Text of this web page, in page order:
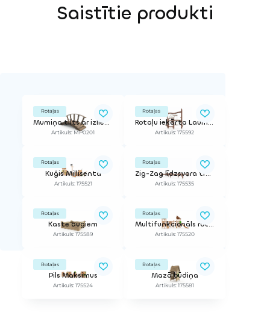
Saistītie produkti
Rotaļas
Mumiņa tilts ar izliekumu
Artikuls: MP0201
Rotaļas
Rotaļu iekārta Laumiņas ūdenskritums
Artikuls: 175592
Rotaļas
Kuģis Millisenta
Artikuls: 175521
Rotaļas
Zig-Zag līdzsvara trase
Artikuls: 175535
Rotaļas
Kaste augiem
Artikuls: 175589
Rotaļas
Multifunkcionāls rotaļu komplekss
Artikuls: 175520
Rotaļas
Pils Maksimus
Artikuls: 175524
Rotaļas
Mazā būdiņa
Artikuls: 175581